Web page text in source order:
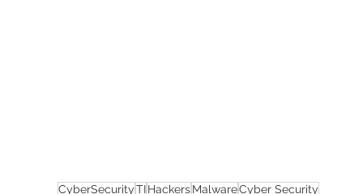
CyberSecurityTI Hackers MalwareCyber Security